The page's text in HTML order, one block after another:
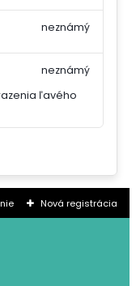
neznámý
ľavého
neznámý
Nová registrácia